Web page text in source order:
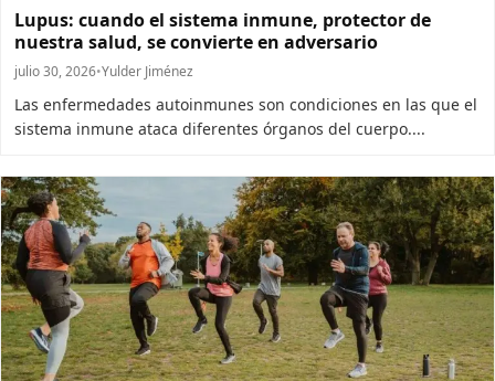
Lupus: cuando el sistema inmune, protector de
nuestra salud, se convierte en adversario
julio 30, 2026•Yulder Jiménez
Las enfermedades autoinmunes son condiciones en las que el
sistema inmune ataca diferentes órganos del cuerpo....